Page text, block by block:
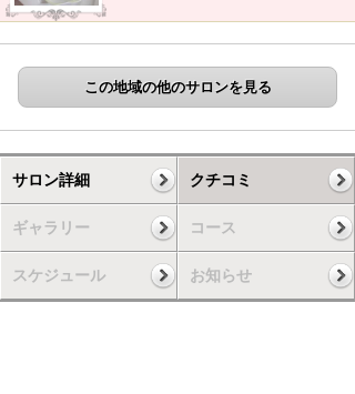
この地域の他のサロンを見る
サロン詳細 クチコミ
ギャラリー コース
スケジュール お知らせ